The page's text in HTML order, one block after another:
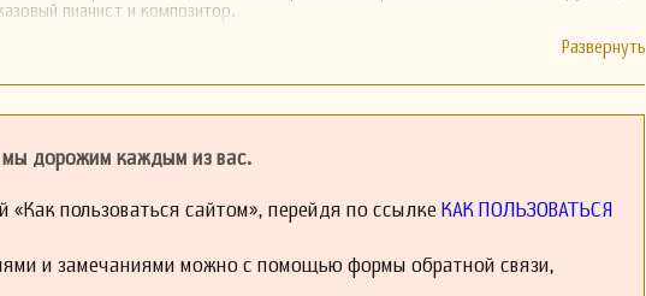
пианист и композитор.
мы дорожим каждым из вас.
«Как пользоваться сайтом», перейдя по ссылке КАК ПОЛЬЗОВАТЬСЯ
и замечаниями можно с помощью формы обратной связи,